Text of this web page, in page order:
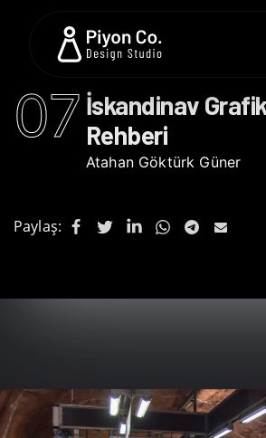
07 İskandinav
Rehberi
Atahan Göktürk Güner
Paylaş: